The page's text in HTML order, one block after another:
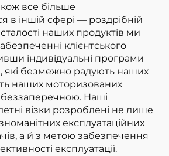
все більше
в іншій сфері — роздрібній
наших продуктів ми
клієнтського
індивідуальні програми
які безмежно радують наших
наших моторизованих
беззаперечною. Наші
візки розроблені не лише
експлуатаційних
а й з метою забезпечення
експлуатації.